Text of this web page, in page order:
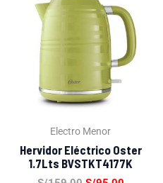
Electro Menor
Hervidor Eléctrico Oster
1.7Lts BVSTKT4177K
original
era:
S/159.00.
actual
es:
S/